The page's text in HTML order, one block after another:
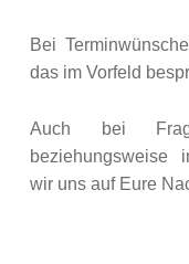
Bei
das im Vorfeld
Auch bei
beziehungsweise
wir uns auf Eure